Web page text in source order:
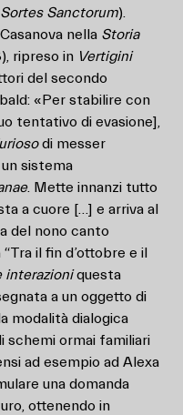
Sortes Sanctorum).
nella Storia
ripreso in Vertigini
del secondo
«Per stabilire con
tentativo di evasione],
di messer
sistema
. Mette innanzi tutto
a cuore […] e arriva al
del nono canto
il fin d’ottobre e il
interazioniquesta
a un oggetto di
modalità dialogica
schemi ormai familiari
ad esempio ad Alexa
una domanda
ottenendo in